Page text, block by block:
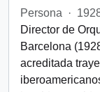
Persona
·
Director de
Barcelona
acreditada